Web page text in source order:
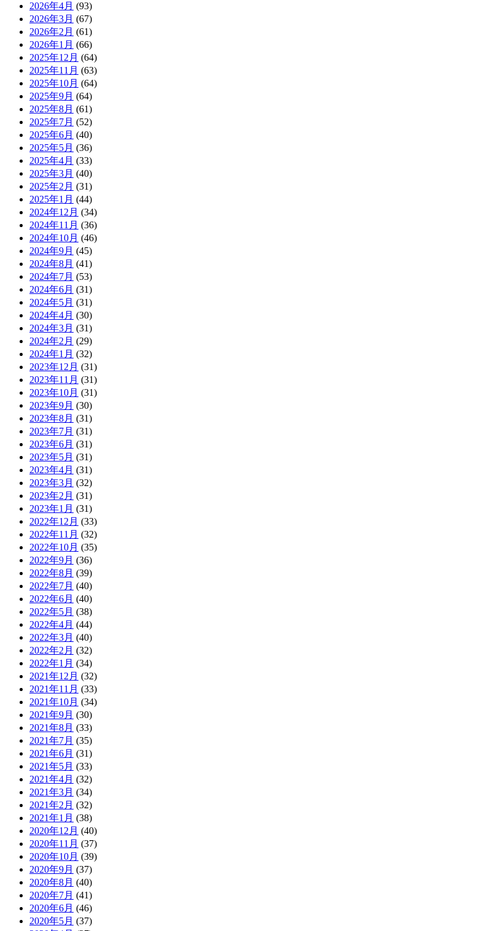
2026年4月 (93)
2026年3月 (67)
2026年2月 (61)
2026年1月 (66)
2025年12月 (64)
2025年11月 (63)
2025年10月 (64)
2025年9月 (64)
2025年8月 (61)
2025年7月 (52)
2025年6月 (40)
2025年5月 (36)
2025年4月 (33)
2025年3月 (40)
2025年2月 (31)
2025年1月 (44)
2024年12月 (34)
2024年11月 (36)
2024年10月 (46)
2024年9月 (45)
2024年8月 (41)
2024年7月 (53)
2024年6月 (31)
2024年5月 (31)
2024年4月 (30)
2024年3月 (31)
2024年2月 (29)
2024年1月 (32)
2023年12月 (31)
2023年11月 (31)
2023年10月 (31)
2023年9月 (30)
2023年8月 (31)
2023年7月 (31)
2023年6月 (31)
2023年5月 (31)
2023年4月 (31)
2023年3月 (32)
2023年2月 (31)
2023年1月 (31)
2022年12月 (33)
2022年11月 (32)
2022年10月 (35)
2022年9月 (36)
2022年8月 (39)
2022年7月 (40)
2022年6月 (40)
2022年5月 (38)
2022年4月 (44)
2022年3月 (40)
2022年2月 (32)
2022年1月 (34)
2021年12月 (32)
2021年11月 (33)
2021年10月 (34)
2021年9月 (30)
2021年8月 (33)
2021年7月 (35)
2021年6月 (31)
2021年5月 (33)
2021年4月 (32)
2021年3月 (34)
2021年2月 (32)
2021年1月 (38)
2020年12月 (40)
2020年11月 (37)
2020年10月 (39)
2020年9月 (37)
2020年8月 (40)
2020年7月 (41)
2020年6月 (46)
2020年5月 (37)